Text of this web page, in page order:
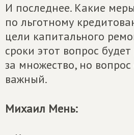
И последнее. Какие
по льготному
цели капитального
сроки этот вопрос
за множество, но вопрос
важный.
Михаил Мень: